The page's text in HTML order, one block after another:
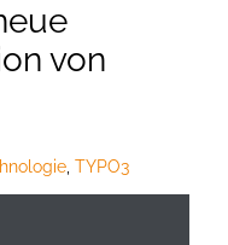
von
, TYPO3